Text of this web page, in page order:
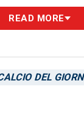
NOSTRE
READ MORE
DEL